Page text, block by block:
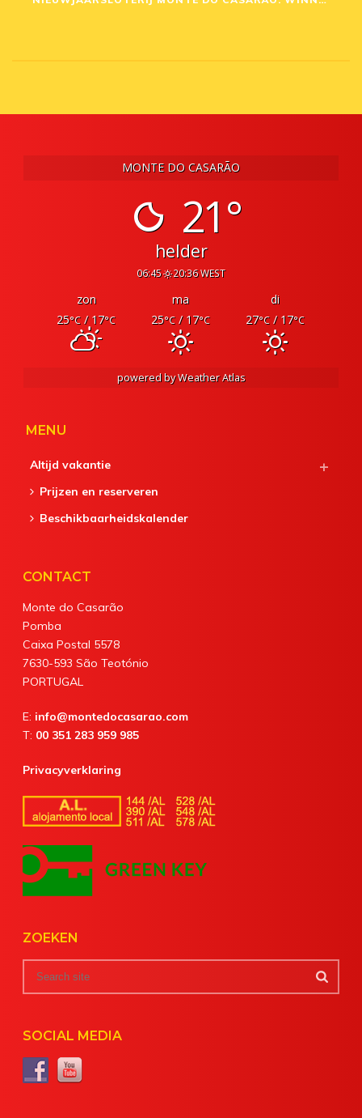
MONTE DO CASARÃO
21°
helder
06:45 20:36 WEST
zon ma
di
25°C/ 17°C 25°C/ 17°C 27°C/ 17°C
powered byWeather Atlas
MENU
Altijd vakantie
Prijzen en reserveren
Beschikbaarheidskalender
CONTACT
Monte do Casarão
Pomba
Caixa Postal 5578
7630-593 São Teotónio
PORTUGAL
E: info@montedocasarao.com
T: 00 351 283 959 985
Privacyverklaring
ZOEKEN
SOCIAL MEDIA